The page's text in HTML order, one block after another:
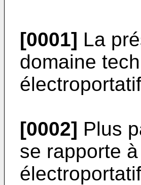
[0001] La
domaine
[0002] Plus
se rapporte